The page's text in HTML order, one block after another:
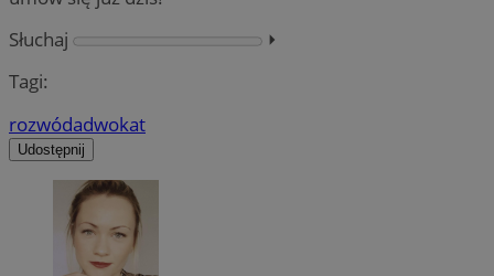
Słuchaj
⏵︎
Tagi:
rozwódadwokat
Udostępnij